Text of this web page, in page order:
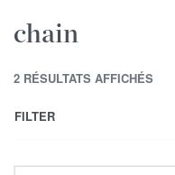
chain
2 RÉSULTATS AFFICHÉS
FILTER